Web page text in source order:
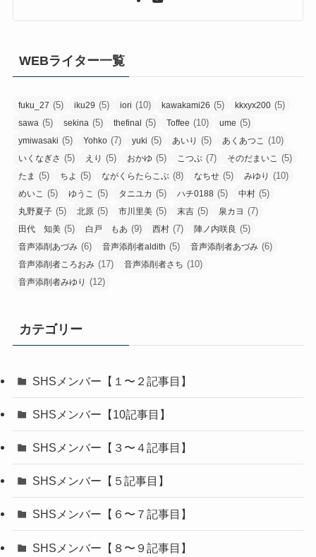
WEBライター一覧
fuku_27 (5) iku29 (5) iori (10) kawakami26 (5) kkxyx200 (5)
sawa (5) sekina (5) thefinal (5) Toffee (10) ume (5)
ymiwasaki (5) Yohko (7) yuki (5) あいり (5) あくあつこ (10)
いくなぎさ (5) えり (5) おかゆ (5) こつぶ (7) そのだまいこ (5)
たま (5) ちよ (5) ながくらたらこぶ (8) なちせ (5) みゆり (10)
めいこ (5) ゆうこ (5) タニユカ (5) ハチ0188 (5) 中村 (5)
丸野夏子 (5) 北原 (5) 市川里美 (5) 末吉 (5) 泉カヨ (7)
田代 知美 (5) 白戸 もあ (9) 西村 (7) 陣ノ内咲良 (5)
音声添削あづみ (6) 音声添削者aldith (5) 音声添削者あづみ (6)
音声添削者ころおみ (17) 音声添削者さち (10)
音声添削者みゆり (12)
カテゴリー
SHSメンバー【１〜２記事目】
SHSメンバー【10記事目】
SHSメンバー【３〜４記事目】
SHSメンバー【５記事目】
SHSメンバー【６〜７記事目】
SHSメンバー【８〜９記事目】